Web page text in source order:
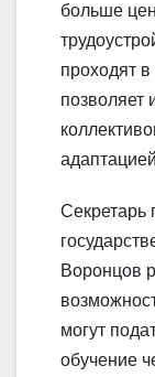
больше
проходят
позволяет
Секретарь
Воронцов
могут
обучение